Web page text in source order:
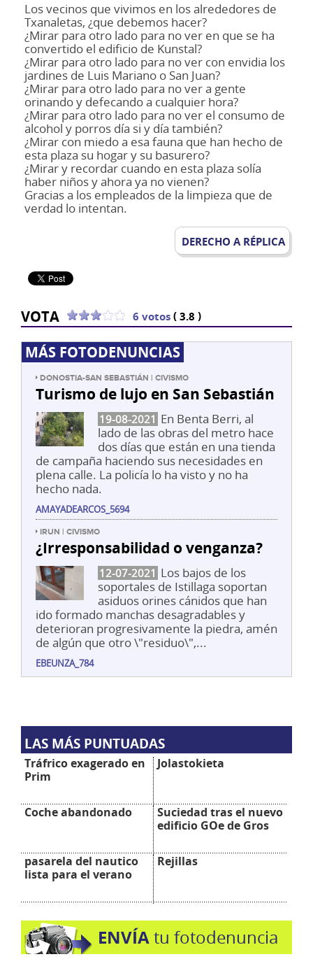
Los vecinos que vivimos en los alrededores de
Txanaletas, ¿que debemos hacer?
¿Mirar para otro lado para no ver en que se ha
convertido el edificio de Kunstal?
¿Mirar para otro lado para no ver con envidia los
jardines de Luis Mariano o San Juan?
¿Mirar para otro lado para no ver a gente
orinando y defecando a cualquier hora?
¿Mirar para otro lado para no ver el consumo de
alcohol y porros día si y día también?
¿Mirar con miedo a esa fauna que han hecho de
esta plaza su hogar y su basurero?
¿Mirar y recordar cuando en esta plaza solía
haber niños y ahora ya no vienen?
Gracias a los empleados de la limpieza que de
verdad lo intentan.
DERECHO A RÉPLICA
VOTA 6 votos(3.8 )
MÁS FOTODENUNCIAS
DONOSTIA-SAN SEBASTIÁN | CIVISMO
Turismo de lujo en San Sebastián
19-08-2021 En Benta Berri, al
lado de las obras del metro hace
dos días que están en una tienda
de campaña haciendo sus necesidades en
plena calle. La policía lo ha visto y no ha
hecho nada.
AMAYADEARCOS_5694
IRUN | CIVISMO
¿Irresponsabilidad o venganza?
12-07-2021 Los bajos de los
soportales de Istillaga soportan
asiduos orines cánidos que han
ido formado manchas desagradables y
deterioran progresivamente la piedra, amén
de algún que otro \"residuo\",...
EBEUNZA_784
LAS MÁS PUNTUADAS
Tráfrico exagerado en
Prim
Jolastokieta
Coche abandonado
Suciedad tras el nuevo
edificio GOe de Gros
pasarela del nautico
lista para el verano
Rejillas
ENVÍAtu fotodenuncia